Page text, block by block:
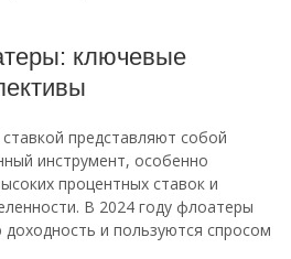
ключевые
представляют собой
инструмент, особенно
процентных ставок и
В 2024 году флоатеры
и пользуются спросом